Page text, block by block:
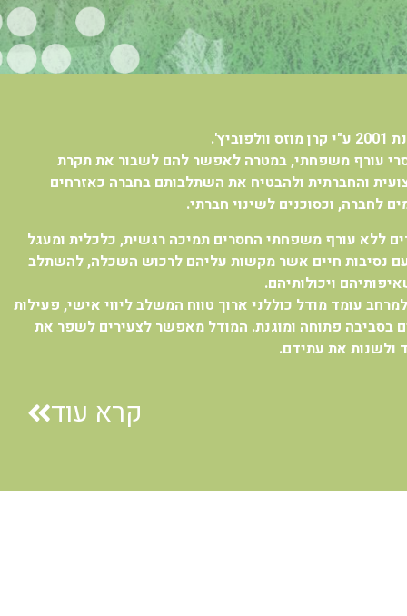
עורף משפחתי, במטרה לאפשר להם לשבור את תקרת
והחברתית ולהבטיח את השתלבותם בחברה כאזרחים
לחברה, וכסוכנים לשינוי חברתי.
ללא עורף משפחתי החסרים תמיכה רגשית, כלכלית ומעגל
עם נסיבות חיים אשר מקשות עליהם לרכוש השכלה, להשתלב
ויכולותיהם.
עומד מודל כוללני ארוך טווח המשלב ליווי אישי, פעילות
בסביבה פתוחה ומוגנת. המודל מאפשר לצעירים לשפר את
ולשנות את עתידם.
קרא עוד